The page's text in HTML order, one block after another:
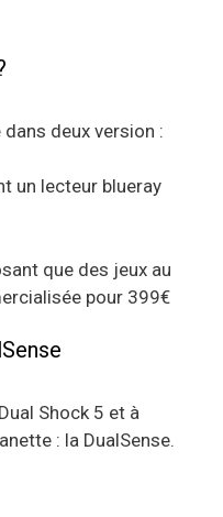
deux version :
un lecteur blueray
que des jeux au
pour 399€
Shock 5 et à
: la DualSense.